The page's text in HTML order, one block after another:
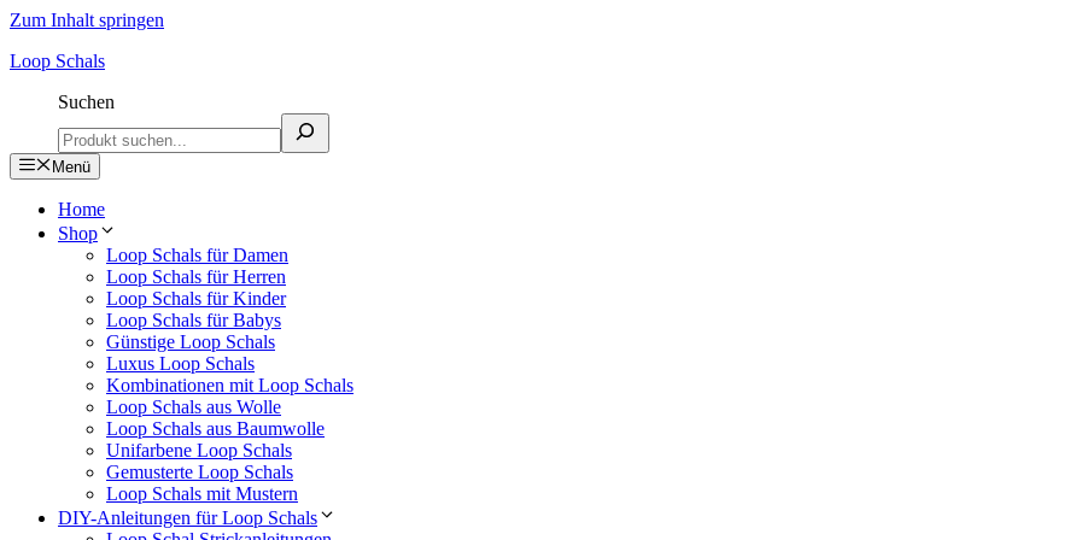
Zum Inhalt springen
Loop Schals
Suchen
Menü
Home
Shop
Loop Schals für Damen
Loop Schals für Herren
Loop Schals für Kinder
Loop Schals für Babys
Günstige Loop Schals
Luxus Loop Schals
Kombinationen mit Loop Schals
Loop Schals aus Wolle
Loop Schals aus Baumwolle
Unifarbene Loop Schals
Gemusterte Loop Schals
Loop Schals mit Mustern
DIY-Anleitungen für Loop Schals